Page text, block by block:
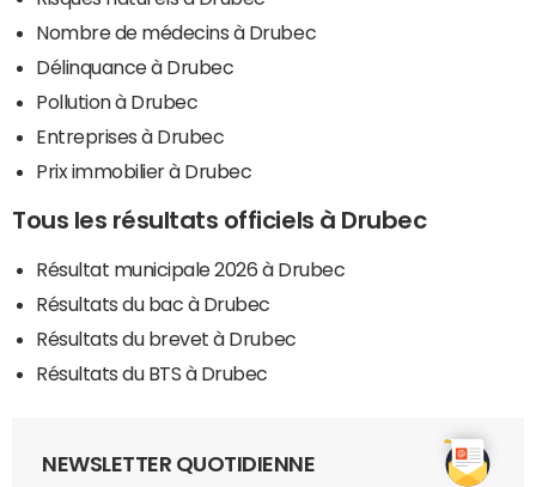
Nombre de médecins à Drubec
Délinquance à Drubec
Pollution à Drubec
Entreprises à Drubec
Prix immobilier à Drubec
Tous les résultats officiels à Drubec
Résultat municipale 2026 à Drubec
Résultats du bac à Drubec
Résultats du brevet à Drubec
Résultats du BTS à Drubec
NEWSLETTER QUOTIDIENNE